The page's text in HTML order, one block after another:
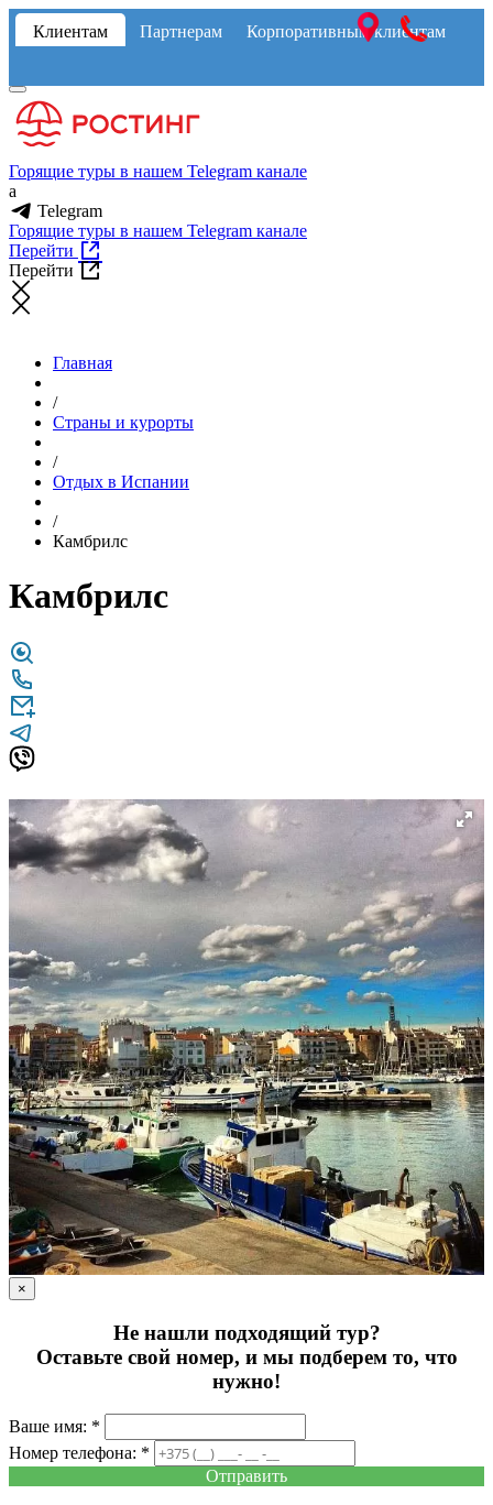
Клиентам Партнерам Корпоративным клиентам
Горящие туры в нашем Telegram канале
a
Telegram
Горящие туры в нашем Telegram канале
Перейти
Перейти
Главная
/
Страны и курорты
/
Отдых в Испании
/
Камбрилс
Камбрилс
×
Не нашли подходящий тур?
Оставьте свой номер, и мы подберем то, что
нужно!
Ваше имя: *
Номер телефона: *
Отправить